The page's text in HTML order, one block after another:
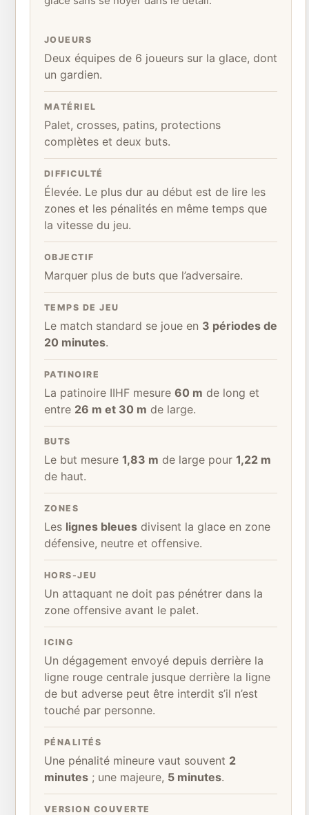
JOUEURS
Deux équipes de 6 joueurs sur la glace, dont
un gardien.
MATÉRIEL
Palet, crosses, patins, protections
complètes et deux buts.
DIFFICULTÉ
Élevée. Le plus dur au début est de lire les
zones et les pénalités en même temps que
la vitesse du jeu.
OBJECTIF
Marquer plus de buts que l’adversaire.
TEMPS DE JEU
Le match standard se joue en 3 périodes de
20 minutes.
PATINOIRE
La patinoire IIHF mesure 60 m de long et
entre 26 m et 30 m de large.
BUTS
Le but mesure 1,83 m de large pour 1,22 m
de haut.
ZONES
Les lignes bleues divisent la glace en zone
défensive, neutre et offensive.
HORS-JEU
Un attaquant ne doit pas pénétrer dans la
zone offensive avant le palet.
ICING
Un dégagement envoyé depuis derrière la
ligne rouge centrale jusque derrière la ligne
de but adverse peut être interdit s’il n’est
touché par personne.
PÉNALITÉS
Une pénalité mineure vaut souvent 2
minutes ; une majeure, 5 minutes.
VERSION COUVERTE